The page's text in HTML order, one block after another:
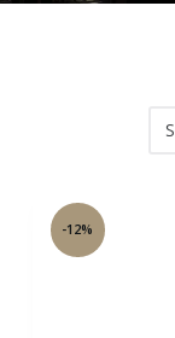
-12%